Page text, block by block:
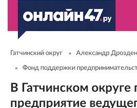
Гатчинский округ Александр
Фонд поддержки
В Гатчинском округе
предприятие